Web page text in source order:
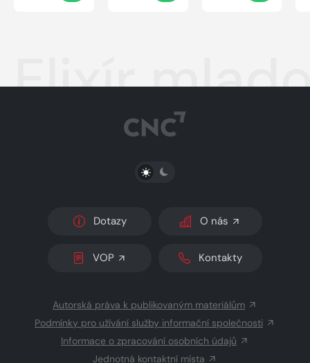
Elixír
PŘEPNOUT SVĚTLÝ/TMAVÝ REŽIM
Dotazy O nás
VOP Kontakty
Autorská práva k publikovaným materiálům
Podmínky pro užívání služby informační společnosti
Informace o zpracování osobních údajů
Jednotná kontaktní místa